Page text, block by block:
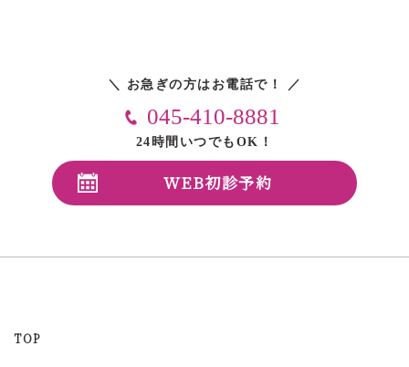
＼ お急ぎの方はお電話で！ ／
045-410-8881
24時間いつでもOK！
WEB初診予約
TOP